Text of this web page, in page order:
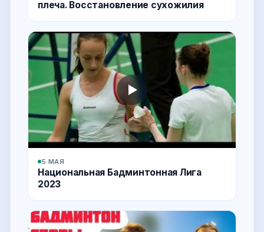
плеча. Восстановление сухожилия
5 МАЯ
Национальная Бадминтонная Лига
2023